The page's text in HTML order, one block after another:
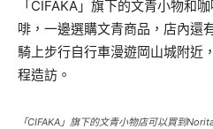
「CIFAKA」旗下的文青小物和
啡，一邊選購文青商品，店內還
騎上步行自行車漫遊岡山城附近
程造訪。
「CIFAKA」旗下的文青小物店可以買到